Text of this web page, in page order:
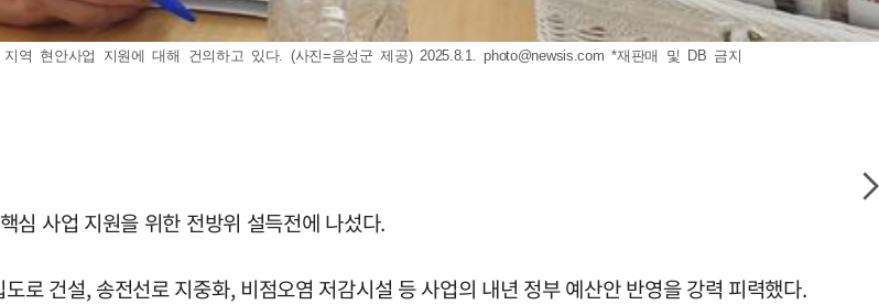
역 현안사업 지원에 대해 건의하고 있다. (사진=음성군 제공) 2025.8.1.photo@newsis.com *재판매 및 DB 금지
심 사업 지원을 위한 전방위 설득전에 나섰다.
로 건설, 송전선로 지중화, 비점오염 저감시설 등 사업의 내년 정부 예산안 반영을 강력 피력했다.